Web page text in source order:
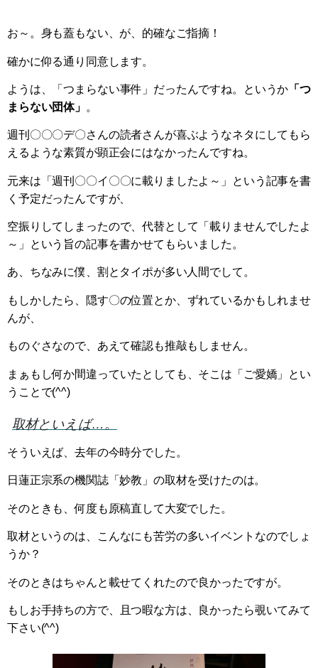
お～。身も蓋もない、が、的確なご指摘！
確かに仰る通り同意します。
ようは、「つまらない事件」だったんですね。というか 「つ
まらない団体」 。
週刊〇〇〇デ〇さんの読者さんが喜ぶようなネタにしてもら
えるような素質が顕正会にはなかったんですね。
元来は「週刊〇〇イ〇〇に載りましたよ～」という記事を書
く予定だったんですが、
空振りしてしまったので、代替として「載りませんでしたよ
～」という旨の記事を書かせてもらいました。
あ、ちなみに僕、割とタイポが多い人間でして。
もしかしたら、隠す〇の位置とか、ずれているかもしれませ
んが、
ものぐさなので、あえて確認も推敲もしません。
まぁもし何か間違っていたとしても、そこは「ご愛嬌」とい
うことで(^^)
取材といえば…。
そういえば、去年の今時分でした。
日蓮正宗系の機関誌「妙教」の取材を受けたのは。
そのときも、何度も原稿直して大変でした。
取材というのは、こんなにも苦労の多いイベントなのでしょ
うか？
そのときはちゃんと載せてくれたので良かったですが。
もしお手持ちの方で、且つ暇な方は、良かったら覗いてみて
下さい(^^)